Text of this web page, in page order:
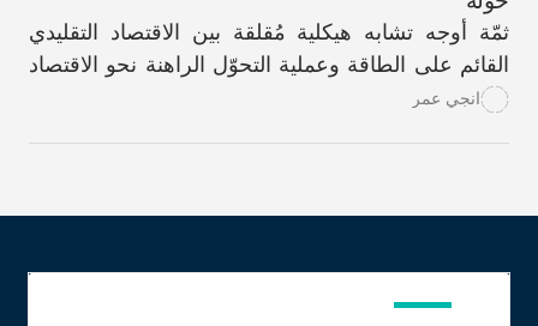
ثمّة أوجه تشابه هيكلية مُقلقة بين الاقتصاد التقليدي
القائم على الطاقة وعملية التحوّل الراهنة نحو الاقتصاد
الأخضر.انجي عمر